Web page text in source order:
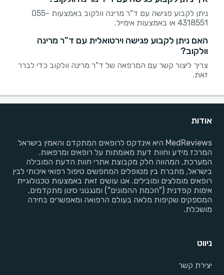
ניתן לקבוע פגישה עם ד"ר מרינה וולקוב באמצעות 055-
4318551 או באמצעות אימייל.
האם ניתן לקבוע פגישה וירטואלית עם ד"ר מרינה
וולקוב?
צריך ליצור קשר עם המרפאה של ד"ר מרינה וולקוב כדי לברר
זאת.
אודות
MedReviews היא אינדקס לרופאים המתקדם והאמין בישראל
המרכז מידע וחוות דעת מאומתות על רופאים ומרפאות.
המערכת, המהווה חלק מקבוצת אתרי חוות הדעת המובילה
בישראל, מחברת בין מטופלים המחפשים טיפול רפואי איכותי לבין
רופאים מומלצים ומובילים. אנו עושים זאת באמצעות טכנולוגיית
אימות קפדנית ("חכמת ההמונים") ומנגנוני סינון מתקדמים,
המספקים שקיפות מלאה בעולם הרפואה ומאפשרים בחירה
מושכלת.
ניווט
יצירת קשר